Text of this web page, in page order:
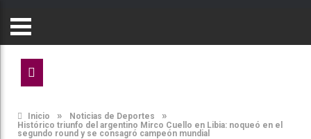
Inicio » Noticias de Deportes »
Histórico triunfo del argentino Mirco Cuello en Libia: noqueó en el
segundo round y se consagró campeón mundial